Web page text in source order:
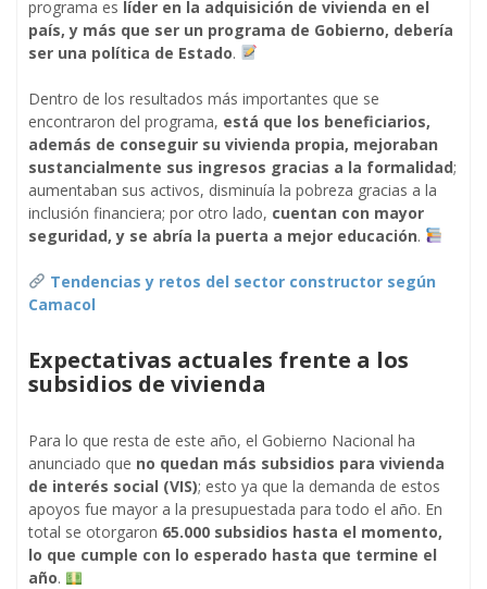
programa es líder en la adquisición de vivienda en el
país, y más que ser un programa de Gobierno, debería
ser una política de Estado.
Dentro de los resultados más importantes que se
encontraron del programa, está que los beneficiarios,
además de conseguir su vivienda propia, mejoraban
sustancialmente sus ingresos gracias a la formalidad;
aumentaban sus activos, disminuía la pobreza gracias a la
inclusión financiera; por otro lado, cuentan con mayor
seguridad, y se abría la puerta a mejor educación.
Tendencias y retos del sector constructor según
Camacol
Expectativas actuales frente a los
subsidios de vivienda
Para lo que resta de este año, el Gobierno Nacional ha
anunciado que no quedan más subsidios para vivienda
de interés social (VIS); esto ya que la demanda de estos
apoyos fue mayor a la presupuestada para todo el año. En
total se otorgaron 65.000 subsidios hasta el momento,
lo que cumple con lo esperado hasta que termine el
año.